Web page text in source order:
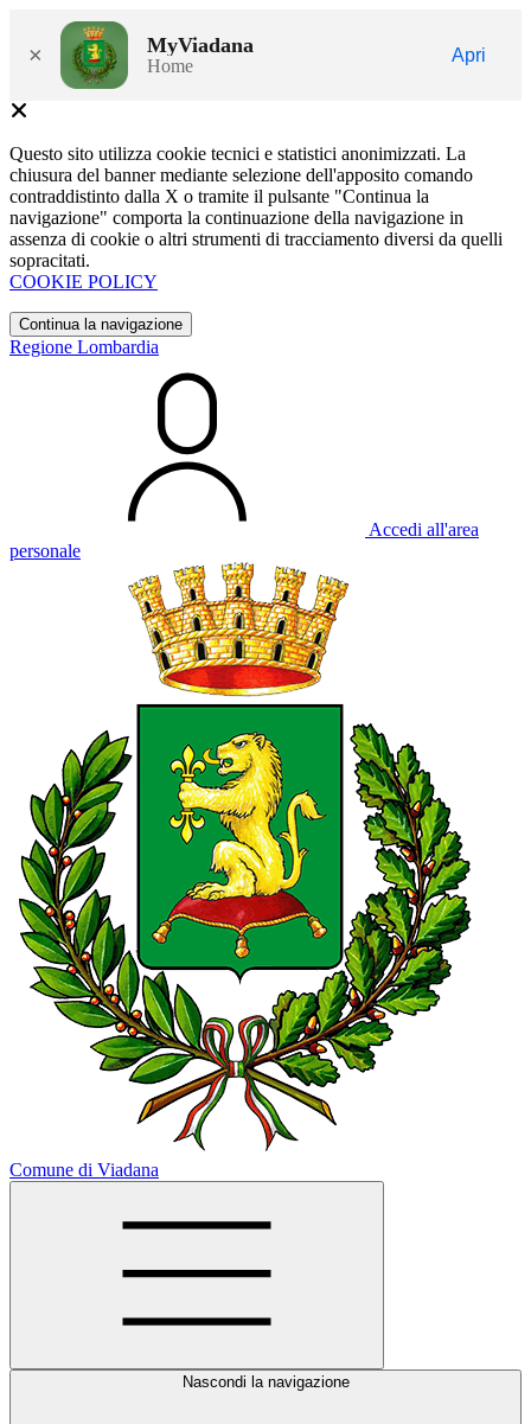
× MyViadana
Home
Apri
Questo sito utilizza cookie tecnici e statistici anonimizzati. La
chiusura del banner mediante selezione dell'apposito comando
contraddistinto dalla X o tramite il pulsante "Continua la
navigazione" comporta la continuazione della navigazione in
assenza di cookie o altri strumenti di tracciamento diversi da quelli
sopracitati.
COOKIE POLICY
Continua la navigazione
Regione Lombardia
Accedi all'area
personale
Comune di Viadana
Nascondi la navigazione